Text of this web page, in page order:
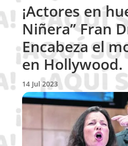
¡Actores en
Niñera’’ Fran
Encabeza el
en Hollywood.
14 Jul 2023